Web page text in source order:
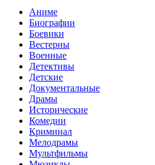
Аниме
Биографии
Боевики
Вестерны
Военные
Детективы
Детские
Документальные
Драмы
Исторические
Комедии
Криминал
Мелодрамы
Мультфильмы